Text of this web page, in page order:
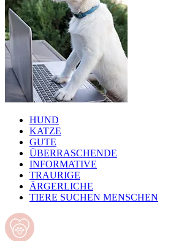
HUND
KATZE
GUTE
ÜBERRASCHENDE
INFORMATIVE
TRAURIGE
ÄRGERLICHE
TIERE SUCHEN MENSCHEN